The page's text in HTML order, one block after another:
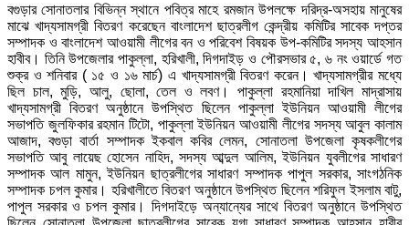
বগুড়ার সোনাতলার বিভিন্ন স্থানে পবিত্র মাহে রমজান উপলক্ষে দরিদ্র-অসহায় মানুষের
মাঝে খাদ্যসামগ্রী বিতরণ করেছেন বাংলাদেশ ছাত্রলীগ কেন্দ্রীয় কমিটির সাবেক দপ্তর
সম্পাদক ও বাংলাদেশ আওয়ামী লীগের বন ও পরিবেশ বিষয়ক উপ-কমিটির সদস্য আহসান
হাবীব। তিনি উপজেলার পাকুল্লা, হরিখালী, দিগদাইড় ও পৌরসভার ৫, ৬ নং ওয়ার্ডে গত
শুক্র ও শনিবার ( ১৫ ও ১৬ মার্চ) এ খাদ্যসামগ্রী বিতরণ করেন। খাদ্যসামগ্রীর মধ্যে
ছিল চাল, মুড়ি, আলু, ছোলা, তেল ও লবণ। পাকুল্লা রহমানিয়া দাখিল মাদ্রাসায়
খাদ্যসামগ্রী বিতরণ অনুষ্ঠানে উপস্থিত ছিলেন পাকুল্লা ইউনিয়ন আওয়ামী লীগের
সভাপতি জুলফিকার রহমান টিটো, পাকুল্লা ইউনিয়ন আওয়ামী লীগের সদস্য আবুল কালাম
আজাদ, বগুড়া বার্তা সম্পাদক ইকবাল কবির লেমন, সোনাতলা উপজেলা কৃষকলীগের
সভাপতি আবু লায়েছ হোসেন নাহিদ, সদস্য আব্দুল আলিম, ইউনিয়ন যুবলীগের সাধারণ
সম্পাদক আল মামুন, ইউনিয়ন ছাত্রলীগের সাধারণ সম্পাদক পাপুল সরকার, সাংগঠনিক
সম্পাদক চপল কুমার। হরিখালীতে বিতরণ অনুষ্ঠানে উপস্থিত ছিলেন শরিফুল ইসলাম বাটু,
পাপুল সরকার ও চপল কুমার। দিগদাইড়ে অন্যান্যের সাথে বিতরণ অনুষ্ঠানে উপস্থিত